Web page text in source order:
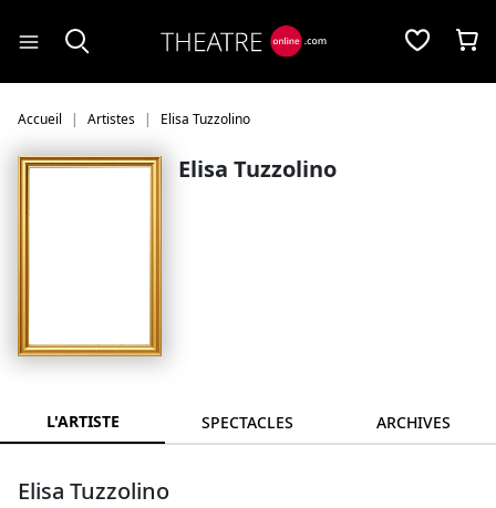
Accueil Artistes Elisa Tuzzolino
Elisa Tuzzolino
L'ARTISTE SPECTACLES ARCHIVES
Elisa Tuzzolino